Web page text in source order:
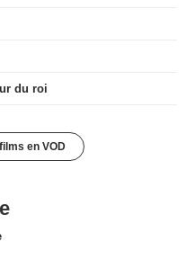
du roi
en VOD